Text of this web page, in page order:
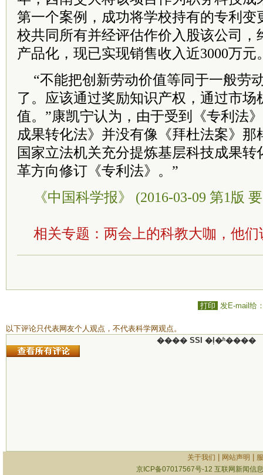
第一个案例，成功将学校持有的专利变
校共同所有并经评估作价入股该公司，
产品化，现已实现销售收入近3000万元
“不能把创新劳动价值等同于一般劳
了。应该通过奖励知识产权，通过市场
值。”康凯宁认为，由于受到《专利法
成果转化法》并没有像《拜杜法案》那
国家立法机关充分提炼基层科技成果转
革方向修订《专利法》。”
《中国科学报》 (2016-03-09 第1版
相关专题： 两会上的科教大咖，他们
打印 发E-mail给
以下评论只代表网友个人观点，不代表科学网观点。
���� SSI �ļ�ʱ����
关于我们 网站声明
京ICP备07017567号-12 互联网新闻信